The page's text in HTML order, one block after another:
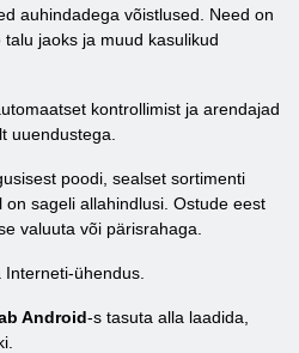
auhindadega võistlused. Need on
jaoks ja muud kasulikud
kontrollimist ja arendajad
uuendustega.
poodi, sealset sortimenti
sageli allahindlusi. Ostude eest
valuuta või pärisrahaga.
ühendus.
Android-s tasuta alla laadida,